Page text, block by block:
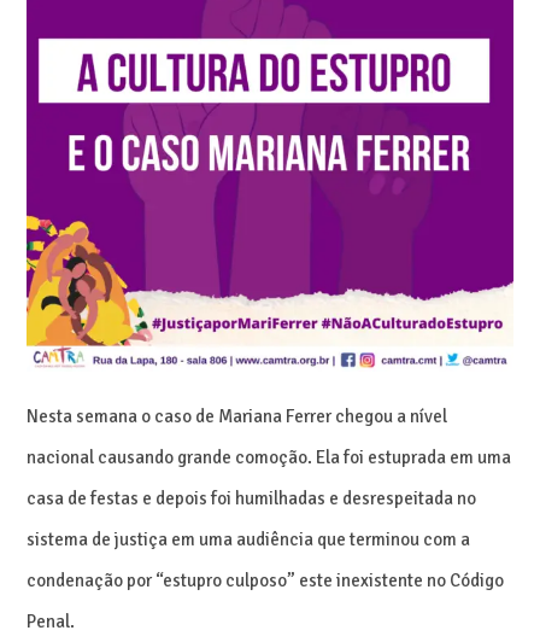
Nesta semana o caso de Mariana Ferrer chegou a nível
nacional causando grande comoção. Ela foi estuprada em uma
casa de festas e depois foi humilhadas e desrespeitada no
sistema de justiça em uma audiência que terminou com a
condenação por “estupro culposo” este inexistente no Código
Penal.